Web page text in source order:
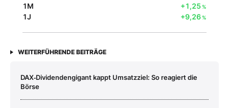
1M +1,25%
1J +9,26%
WEITERFÜHRENDE BEITRÄGE
DAX‑Dividendengigant kappt Umsatzziel: So reagiert die
Börse